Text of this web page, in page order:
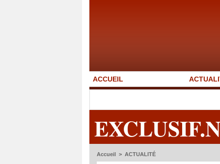
ACCUEIL
Accueil > ACTUALITÉ